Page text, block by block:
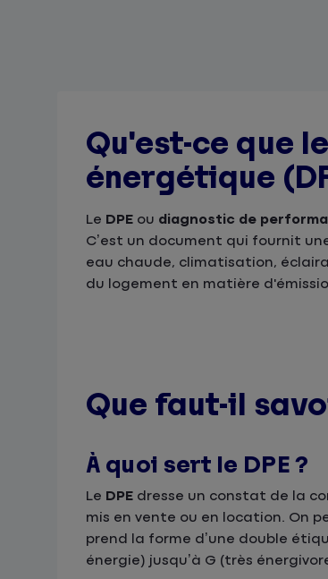
Qu'est-ce que
énergétique
Le DPE ou diagnostic de
C’est un document qui fournit
eau chaude, climatisation,
du logement en matière
Que faut-il
À quoi sert le DPE ?
Le DPE dresse un constat de la
mis en vente ou en location. On
prend la forme d’une double
énergie) jusqu’à G (très